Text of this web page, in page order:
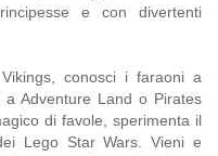
e con divertenti
conosci i faraoni a
Adventure Land o Pirates
di favole, sperimenta il
Lego Star Wars. Vieni e